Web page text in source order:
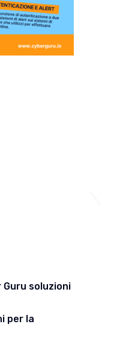
Guru soluzioni
per la